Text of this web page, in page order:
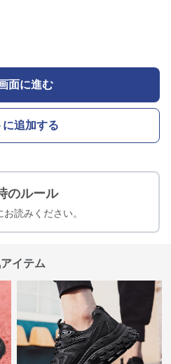
面に進む
に追加する
のルール
読みください。
イテム